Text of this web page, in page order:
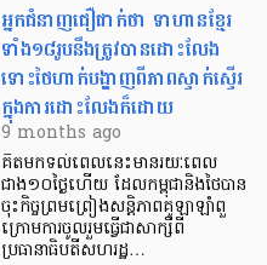
អ្នកជំនាញជឿជាក់ថា ទាហានខ្មែរ
ទាំង១៨រូបនឹងត្រូវបានដោះលែង
ទោះថៃហាក់បង្ហាញពីភាពស្ទាក់ស្ទើរ
ក្នុងការដោះលែងក៏ដោយ
9 months ago
គិតមកទល់ពេលនេះមានរយៈពេល
ជាង១០ថ្ងៃហើយ ដែលកម្ពុជានិងថៃបាន
ចុះកិច្ចព្រមព្រៀងសន្តិភាពគូឡាឡាំពួ
ក្រោមការចូលរួមធ្វើជាសាក្សីពី
ប្រធានាធិបតីសហរដ្ឋ…